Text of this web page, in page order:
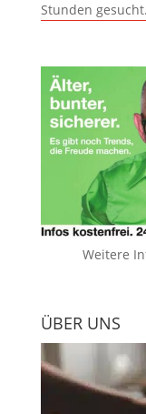
Stunden
Weitere
ÜBER UNS